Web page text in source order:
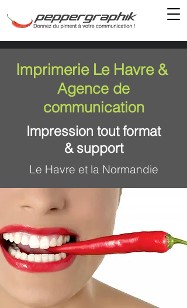
Imprimerie Le Havre &
Agence de
communication
Impression tout format
& support
Le Havre et la Normandie